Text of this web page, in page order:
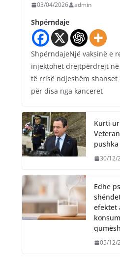
03/04/2026 admin
Shpërndaje
ShpërndajeNjë vaksinë e
injektohet drejtpërdrejt
të rrisë ndjeshëm shanset
për disa nga kanceret
Kurti
30/12/
Edhe
efektet
05/12/